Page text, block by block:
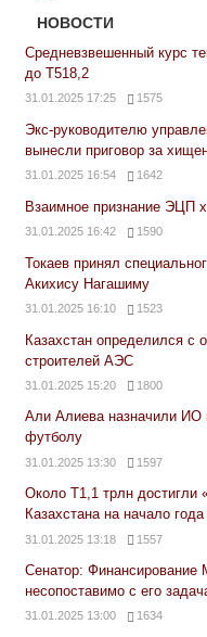
Posts
НОВОСТИ
Средневзвешенный курс
до Т518,2
31.01.2025 17:25 1575
Экс-руководителю
вынесли приговор за
31.01.2025 16:54 1642
Взаимное признание ЭЦП
31.01.2025 16:42 1590
Токаев принял
Акихису Нагашиму
31.01.2025 16:10 1523
Казахстан определился с
строителей АЭС
31.01.2025 15:20 1800
Али Алиева назначили ИО
футболу
31.01.2025 13:30 1597
Около Т1,1 трлн достигли
Казахстана на начало года
31.01.2025 13:18 1557
Сенатор:
несопоставимо с его
31.01.2025 13:00 1634